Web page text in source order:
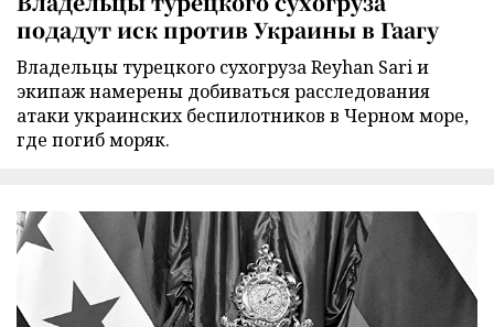
подадут иск против Украины в Гаагу
Владельцы турецкого сухогруза Reyhan Sari и
экипаж намерены добиваться расследования
атаки украинских беспилотников в Черном море,
где погиб моряк.